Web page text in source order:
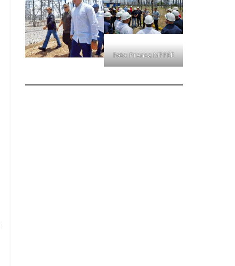
Foto: Prensa MPPEE